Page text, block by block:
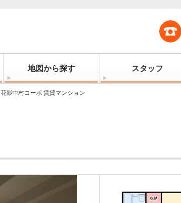
地図から探す スタッフ
花影中村コーポ 賃貸マンション